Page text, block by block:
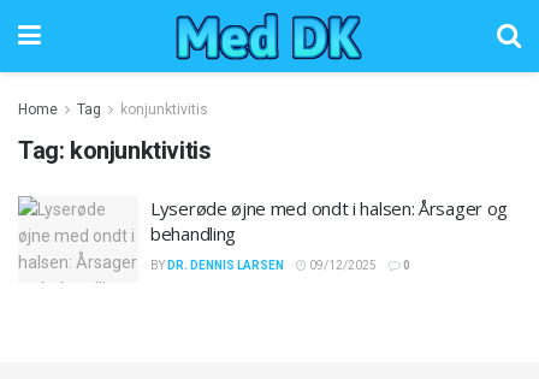
Home Tag konjunktivitis
Tag: konjunktivitis
Lyserøde øjne med ondt i halsen: Årsager og
behandling
BY DR. DENNIS LARSEN 09/12/2025 0